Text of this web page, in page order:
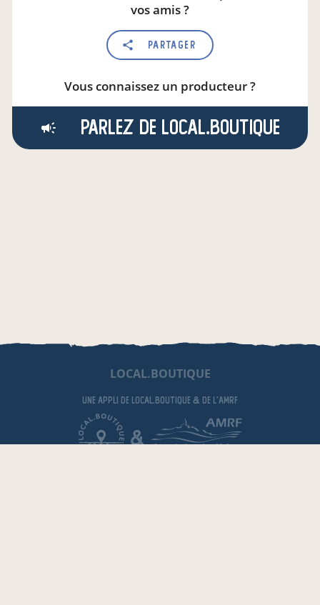
vos amis ?
Partager
Vous connaissez un producteur ?
Parlez de local.boutique
LOCAL.BOUTIQUE
une appli de local.boutique & de l'AMRF
&